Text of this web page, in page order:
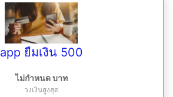
app ยืมเงิน 500
ไม่กำหนด บาท
วงเงินสูงสุด